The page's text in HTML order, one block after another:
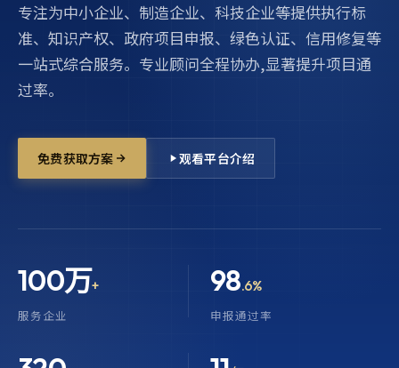
专注为中小企业、制造企业、科技企业等提供执行标
准、知识产权、政府项目申报、绿色认证、信用修复等
一站式综合服务。专业顾问全程协办,显著提升项目通
过率。
免费获取方案 观看平台介绍
100万+
服务企业
98.6%
申报通过率